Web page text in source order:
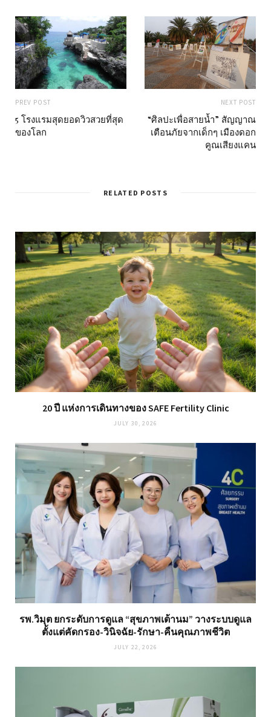
PREV POST
5 โรงแรมสุดยอดวิวสวยที่สุด
ของโลก
NEXT POST
“ศิลปะเพื่อสายน้ำ” สัญญาณ
เตือนภัยจากเด็กๆ เมืองดอก
คูณเสียงแคน
RELATED POSTS
20 ปี แห่งการเดินทางของ SAFE Fertility Clinic
JULY 30, 2026
รพ.วิมุต ยกระดับการดูแล “สุขภาพเต้านม” วางระบบดูแล
ตั้งแต่คัดกรอง-วินิจฉัย-รักษา-คืนคุณภาพชีวิต
JULY 22, 2026